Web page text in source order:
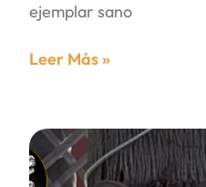
ejemplar sano
Leer Más »